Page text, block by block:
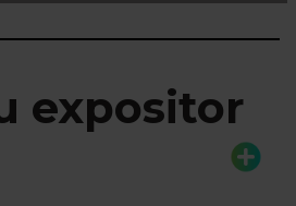
expositor